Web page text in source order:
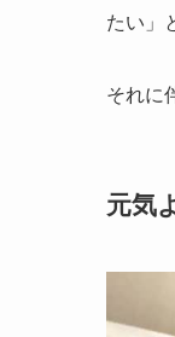
たい」
それに
元気